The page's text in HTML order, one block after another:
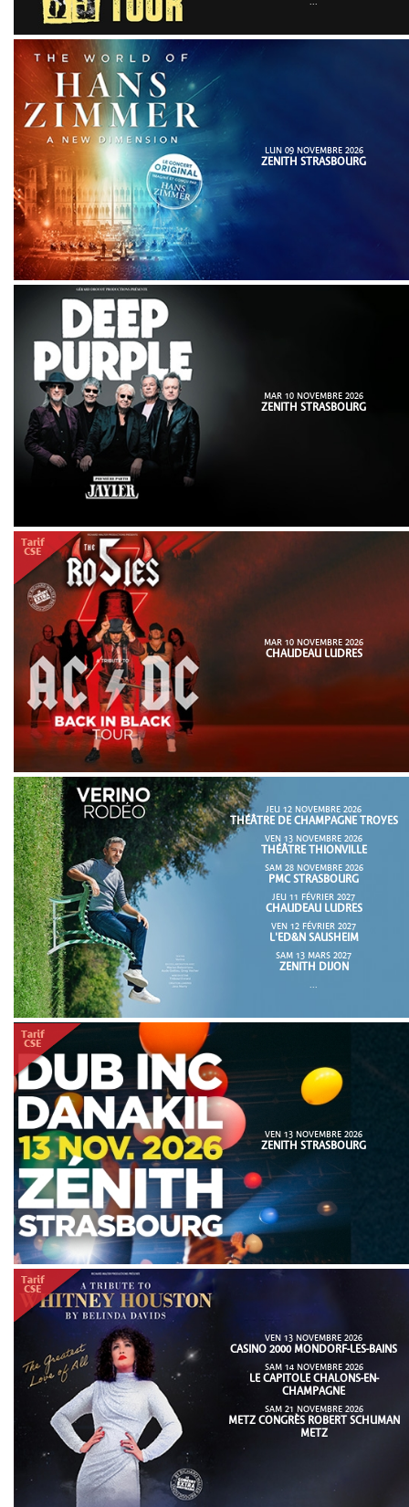
LUN 09 NOVEMBRE 2026
ZENITH STRASBOURG
MAR 10 NOVEMBRE 2026
ZENITH STRASBOURG
MAR 10 NOVEMBRE 2026
CHAUDEAU LUDRES
JEU 12 NOVEMBRE 2026
THÉÂTRE DE CHAMPAGNE TROYES
VEN 13 NOVEMBRE 2026
THÉÂTRE THIONVILLE
SAM 28 NOVEMBRE 2026
PMC STRASBOURG
JEU 11 FÉVRIER 2027
CHAUDEAU LUDRES
VEN 12 FÉVRIER 2027
L'ED&N SAUSHEIM
SAM 13 MARS 2027
ZENITH DIJON
...
VEN 13 NOVEMBRE 2026
ZENITH STRASBOURG
VEN 13 NOVEMBRE 2026
CASINO 2000 MONDORF-LES-BAINS
SAM 14 NOVEMBRE 2026
LE CAPITOLE CHALONS-EN-
CHAMPAGNE
SAM 21 NOVEMBRE 2026
METZ CONGRÈS ROBERT SCHUMAN
METZ